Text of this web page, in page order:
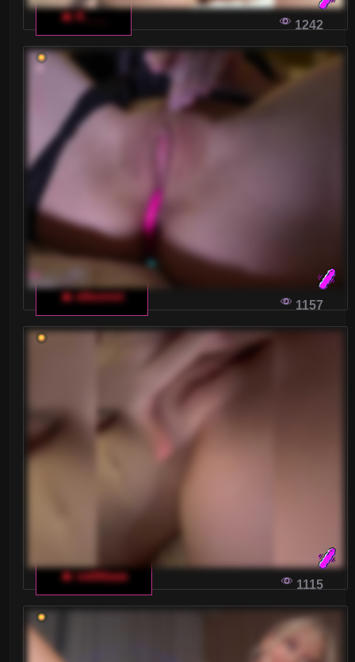
Włoskie czaty dla dorosłych zyskują na
popularności wśród użytkowników, którzy
szukają niezapomnianych przeżyć i intymnych
rozmów online. Oto, co sprawia, że te show są
tak wyjątkowe i co warto wiedzieć, aby w pełni
cieszyć się tą formą rozrywki.
JAK ZOSTAĆ GWIAZDĄ WŁOSKIEGO CZATU
DLA DOROSŁYCH
Zastanawiasz się, jak zdobyć popularność na
włoskim czacie dla dorosłych i zarabiać na tym
solidne pieniądze? Oto kilka praktycznych porad,
które pomogą ci rozpocząć karierę jako
webkameska modelka we Włoszech!
WŁOSKI CZAT DLA DOROSŁYCH: ODKRYJ
PRZEŻYCIA ONLINE NA NAJWYŻSZYM
POZIOMIE
Włoski czat dla dorosłych to miejsce, gdzie
spotykają się osoby poszukujące wyjątkowych
ZAAWANSOWANE ALGORYTMY WŁOSKICH
CZATÓW DLA DOROSŁYCH: JAK DZIAŁAJĄ
REKOMENDACJE I SZTUCZNA
INTELIGENCJA
🔥 K___
1242
🔥 elisonni
1157
🔥 vattttaaa
1115